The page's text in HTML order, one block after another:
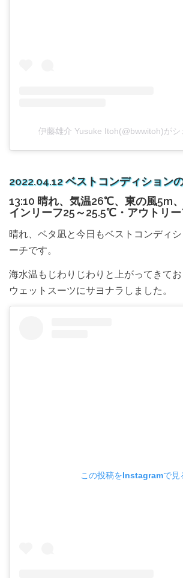
伊藤雄介 Yusuke Itoh(@bwwitoh)がシ
2022.04.12 ベストコンディション
13:10 晴れ、気温26℃、東の風5m
インリーフ25～25.5℃・アウトリー
晴れ、ベタ凪と今日もベストコンディ
ーチです。
海水温もじわりじわりと上がってきて
ウェットスーツにサヨナラしました。
この投稿をInstagramで見